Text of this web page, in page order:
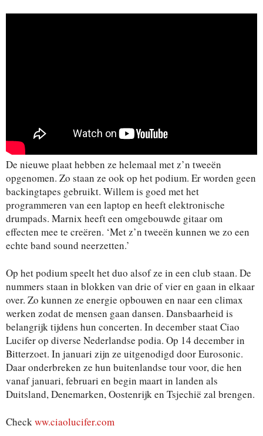
De nieuwe plaat hebben ze helemaal met z’n tweeën
opgenomen. Zo staan ze ook op het podium. Er worden geen
backingtapes gebruikt. Willem is goed met het
programmeren van een laptop en heeft elektronische
drumpads. Marnix heeft een omgebouwde gitaar om
effecten mee te creëren. ‘Met z’n tweeën kunnen we zo een
echte band sound neerzetten.’
Op het podium speelt het duo alsof ze in een club staan. De
nummers staan in blokken van drie of vier en gaan in elkaar
over. Zo kunnen ze energie opbouwen en naar een climax
werken zodat de mensen gaan dansen. Dansbaarheid is
belangrijk tijdens hun concerten. In december staat Ciao
Lucifer op diverse Nederlandse podia. Op 14 december in
Bitterzoet. In januari zijn ze uitgenodigd door Eurosonic.
Daar onderbreken ze hun buitenlandse tour voor, die hen
vanaf januari, februari en begin maart in landen als
Duitsland, Denemarken, Oostenrijk en Tsjechië zal brengen.
Checkww.ciaolucifer.com